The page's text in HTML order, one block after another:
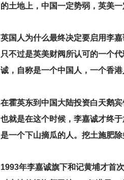
的土地上，中国一定势弱，英美
英国人为什么最终决定要启用李
只不过是英美财阀所认可的一个
诚，自称是一个中国人，一个香
在霍英东到中国大陆投资白天鹅
也就是在这个时候，李嘉诚才终
是一个下山摘瓜的人。挖土施肥
1993年李嘉诚旗下和记黄埔才首